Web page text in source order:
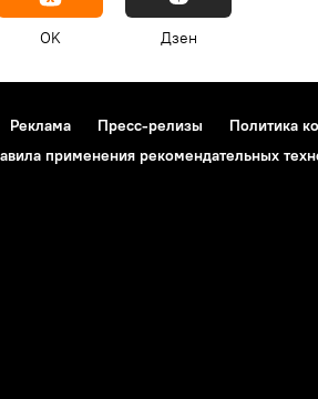
OK Дзен
Реклама Пресс-релизы
Политика
применения рекомендательных